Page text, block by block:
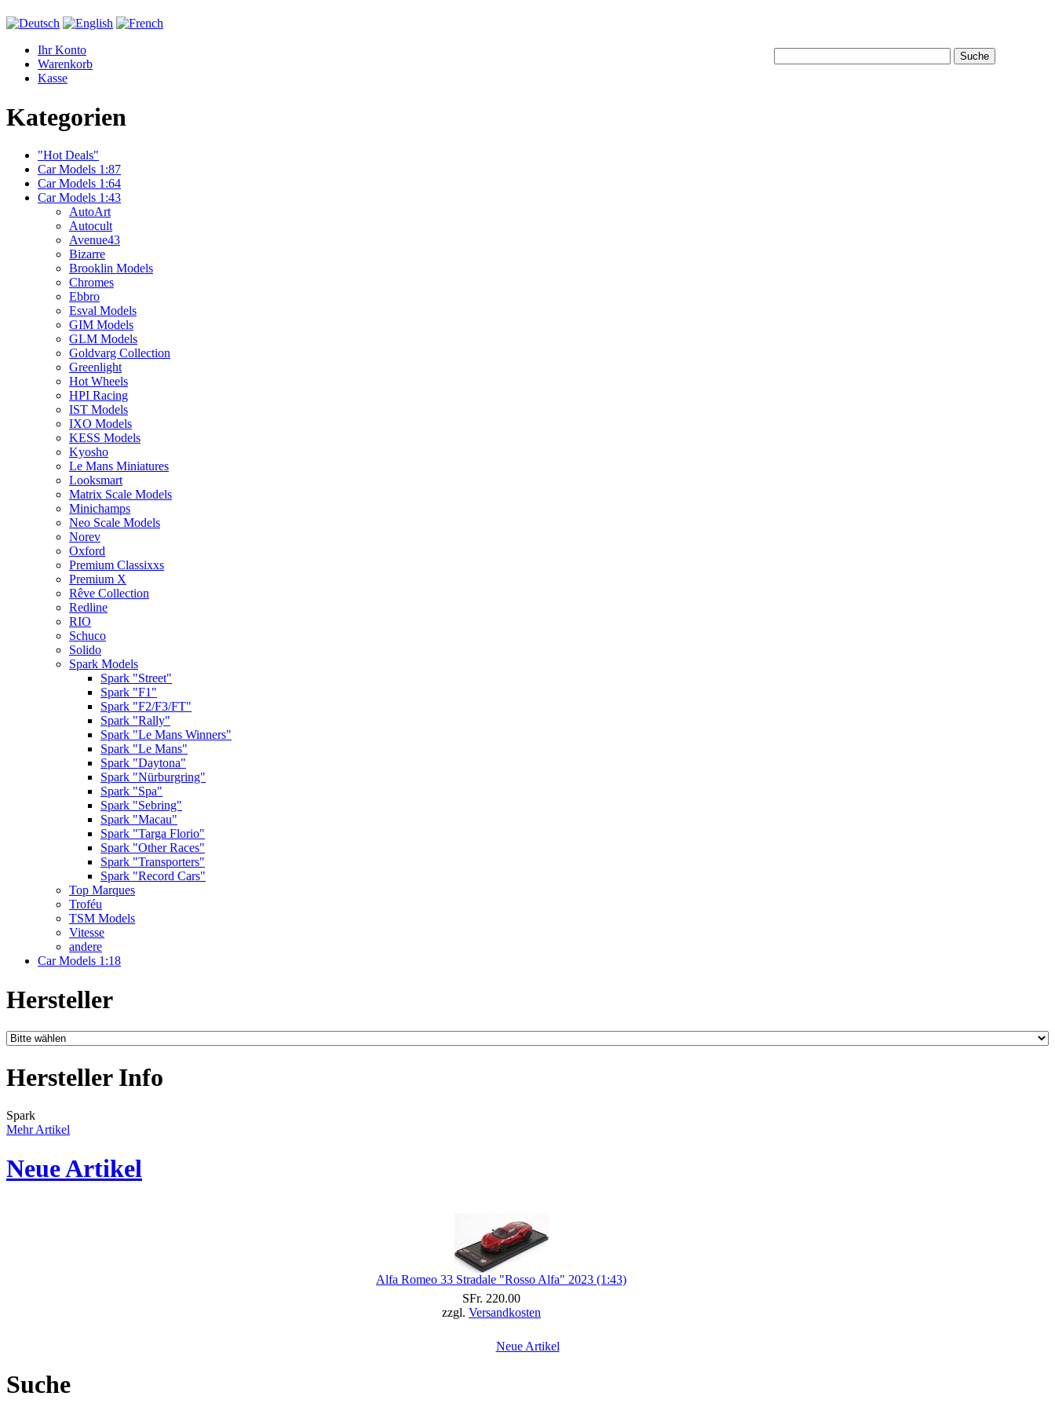
Ihr Konto
Warenkorb
Kasse
Kategorien
"Hot Deals"
Car Models 1:87
Car Models 1:64
Car Models 1:43
AutoArt
Autocult
Avenue43
Bizarre
Brooklin Models
Chromes
Ebbro
Esval Models
GIM Models
GLM Models
Goldvarg Collection
Greenlight
Hot Wheels
HPI Racing
IST Models
IXO Models
KESS Models
Kyosho
Le Mans Miniatures
Looksmart
Matrix Scale Models
Minichamps
Neo Scale Models
Norev
Oxford
Premium Classixxs
Premium X
Rêve Collection
Redline
RIO
Schuco
Solido
Spark Models
Spark "Street"
Spark "F1"
Spark "F2/F3/FT"
Spark "Rally"
Spark "Le Mans Winners"
Spark "Le Mans"
Spark "Daytona"
Spark "Nürburgring"
Spark "Spa"
Spark "Sebring"
Spark "Macau"
Spark "Targa Florio"
Spark "Other Races"
Spark "Transporters"
Spark "Record Cars"
Top Marques
Troféu
TSM Models
Vitesse
andere
Car Models 1:18
Hersteller
Hersteller Info
Spark
Mehr Artikel
Neue Artikel
Alfa Romeo 33 Stradale "Rosso Alfa" 2023 (1:43)
SFr. 220.00
zzgl. Versandkosten
Neue Artikel
Suche